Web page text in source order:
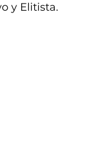
y Elitista.